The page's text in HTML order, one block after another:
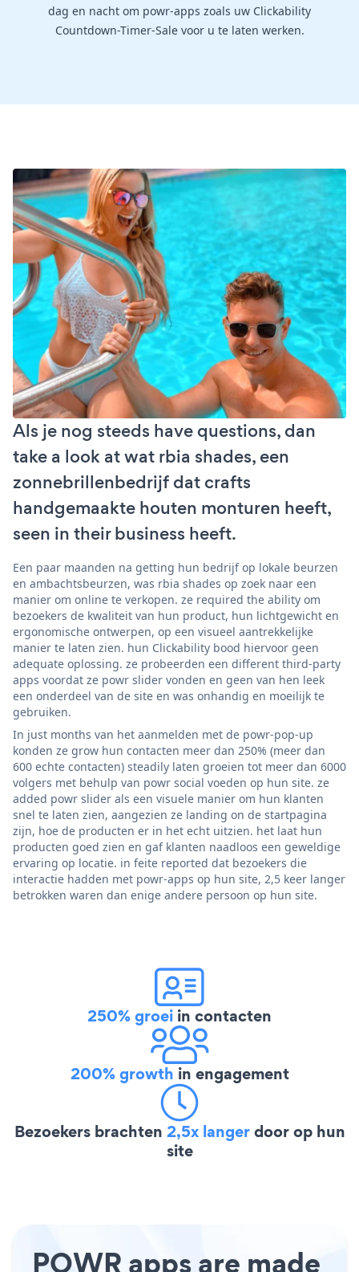
dag en nacht om powr-apps zoals uw Clickability
Countdown-Timer-Sale voor u te laten werken.
Als je nog steeds have questions, dan
take a look at wat rbia shades, een
zonnebrillenbedrijf dat crafts
handgemaakte houten monturen heeft,
seen in their business heeft.
Een paar maanden na getting hun bedrijf op lokale beurzen
en ambachtsbeurzen, was rbia shades op zoek naar een
manier om online te verkopen. ze required the ability om
bezoekers de kwaliteit van hun product, hun lichtgewicht en
ergonomische ontwerpen, op een visueel aantrekkelijke
manier te laten zien. hun Clickability bood hiervoor geen
adequate oplossing. ze probeerden een different third-party
apps voordat ze powr slider vonden en geen van hen leek
een onderdeel van de site en was onhandig en moeilijk te
gebruiken.
In just months van het aanmelden met de powr-pop-up
konden ze grow hun contacten meer dan 250% (meer dan
600 echte contacten) steadily laten groeien tot meer dan 6000
volgers met behulp van powr social voeden op hun site. ze
added powr slider als een visuele manier om hun klanten
snel te laten zien, aangezien ze landing on de startpagina
zijn, hoe de producten er in het echt uitzien. het laat hun
producten goed zien en gaf klanten naadloos een geweldige
ervaring op locatie. in feite reported dat bezoekers die
interactie hadden met powr-apps op hun site, 2,5 keer langer
betrokken waren dan enige andere persoon op hun site.
250% groei in contacten
200% growth in engagement
Bezoekers brachten 2,5x langerdoor op hun
site
POWR apps are made